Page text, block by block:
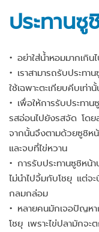
ประทานซู
• อย่าใส่น้ำหอมมากเกิน
• เราสามารถรับประทา
ใช้เฉพาะตะเกียบคีบเท่านั้
• เพื่อให้การรับประทา
รสอ่อนไปยังรสจัด โดย
จากนั้นจึงตามด้วยซูชิห
และจบที่ไข่หวาน
• การรับประทานซูชิหน้า
ไม่นำไปจิ้มกับโชยุ แต่จ
กลมกล่อม
• หลายคนมักเจอปัญหา
โชยุ เพราะไข่ปลามักจะ